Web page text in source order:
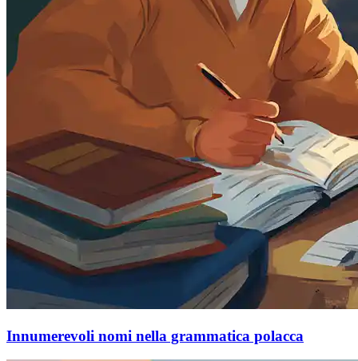
Innumerevoli nomi nella grammatica polacca